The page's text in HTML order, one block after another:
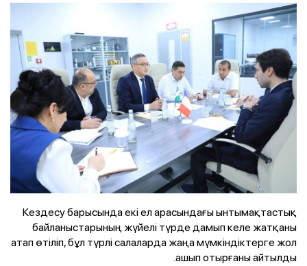
Кездесу барысында екі ел арасындағы ынтымақтастық
байланыстарының жүйелі түрде дамып келе жатқаны
атап өтіліп, бұл түрлі салаларда жаңа мүмкіндіктерге жол
ашып отырғаны айтылды.